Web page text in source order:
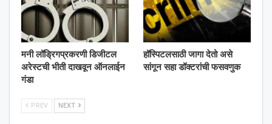
मनी लॉड्रिगप्रकरणी डिजीटल
अरेस्टची भीती दाखवून ऑनलाईन
गंडा
हॉस्पिटलसाठी जागा देतो असे
सांगून सहा डॉक्टरांची फसवणुक
PREV NEXT